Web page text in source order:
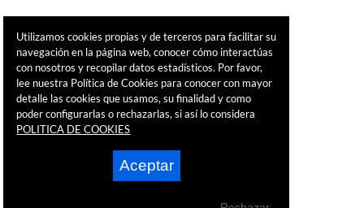
Utilizamos cookies propias y de terceros para facilitar su
navegación en la página web, conocer cómo interactúas
con nosotros y recopilar datos estadísticos. Por favor,
lee nuestra Política de Cookies para conocer con mayor
detalle las cookies que usamos, su finalidad y como
poder configurarlas o rechazarlas, si así lo considera
POLITICA DE COOKIES
Aceptar